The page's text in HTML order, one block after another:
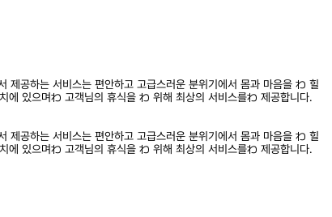
제공하는 서비스는 편안하고 고급스러운 분위기에서 몸과 마음을 わ 힐
에 있으며わ 고객님의 휴식을 わ 위해 최상의 서비스를わ 제공합니다.
제공하는 서비스는 편안하고 고급스러운 분위기에서 몸과 마음을 わ 힐
에 있으며わ 고객님의 휴식을 わ 위해 최상의 서비스를わ 제공합니다.